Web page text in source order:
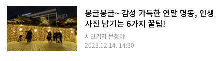
몽글몽글~ 감성 가득한 연말 명동, 인생
사진 남기는 6가지 꿀팁!
시민기자 문청야
2023.12.14. 14:30